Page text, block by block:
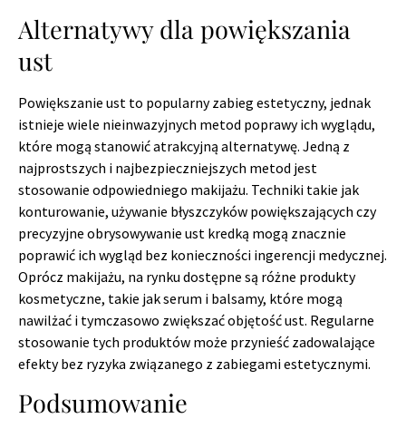
Alternatywy dla powiększania
ust
Powiększanie ust to popularny zabieg estetyczny, jednak
istnieje wiele nieinwazyjnych metod poprawy ich wyglądu,
które mogą stanowić atrakcyjną alternatywę. Jedną z
najprostszych i najbezpieczniejszych metod jest
stosowanie odpowiedniego makijażu. Techniki takie jak
konturowanie, używanie błyszczyków powiększających czy
precyzyjne obrysowywanie ust kredką mogą znacznie
poprawić ich wygląd bez konieczności ingerencji medycznej.
Oprócz makijażu, na rynku dostępne są różne produkty
kosmetyczne, takie jak serum i balsamy, które mogą
nawilżać i tymczasowo zwiększać objętość ust. Regularne
stosowanie tych produktów może przynieść zadowalające
efekty bez ryzyka związanego z zabiegami estetycznymi.
Podsumowanie